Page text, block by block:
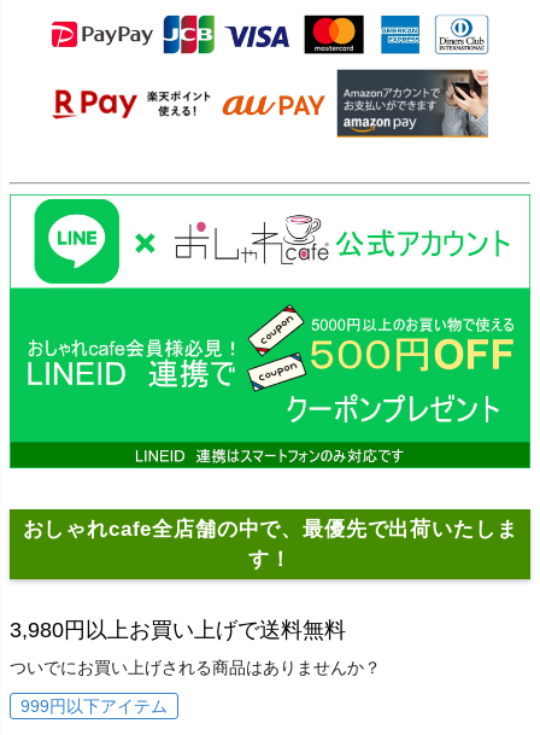
おしゃれcafe全店舗の中で、最優先で出荷いたしま
す！
3,980円以上お買い上げで送料無料
ついでにお買い上げされる商品はありませんか？
999円以下アイテム